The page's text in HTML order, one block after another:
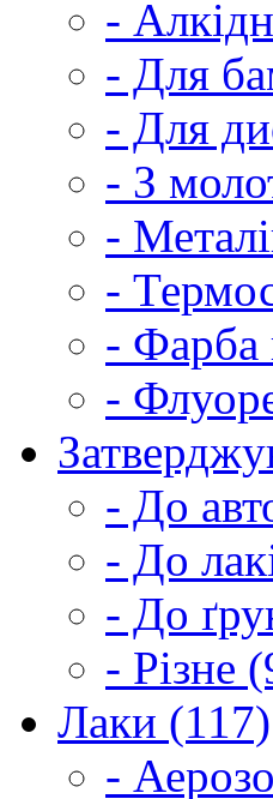
-
- Для
- Для
- З
-
-
- Фарба
-
- До
- До
- До
- Різне
Лаки (117)
-